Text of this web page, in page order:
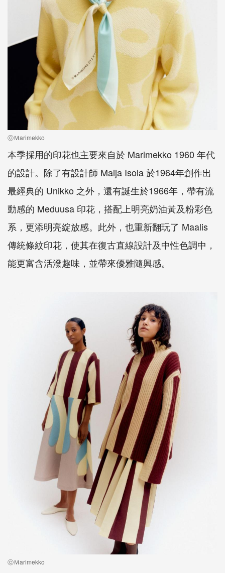
ⓒＭarimekko
本季採用的印花也主要來自於 Marimekko 1960 年代
的設計。除了有設計師 Maija Isola 於1964年創作出
最經典的 Unikko 之外，還有誕生於1966年，帶有流
動感的 Meduusa 印花，搭配上明亮奶油黃及粉彩色
系，更添明亮綻放感。此外，也重新翻玩了 Maalis
傳統條紋印花，使其在復古直線設計及中性色調中，
能更富含活潑趣味，並帶來優雅隨興感。
ⓒＭarimekko